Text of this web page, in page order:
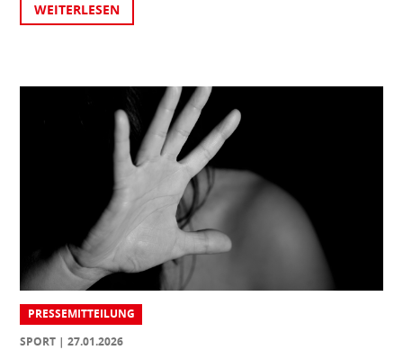
WEITERLESEN
PRESSEMITTEILUNG
SPORT
27.01.2026